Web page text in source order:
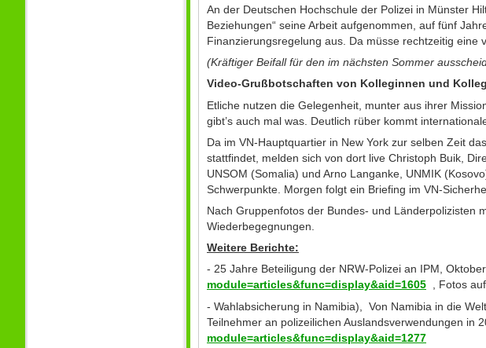
An der Deutschen Hochschule der Polizei in Münster
Beziehungen“ seine Arbeit aufgenommen, auf fünf
Finanzierungsregelung aus. Da müsse rechtzeitig eine
(Kräftiger Beifall für den im nächsten Sommer
Video-Grußbotschaften von Kolleginnen und
Etliche nutzen die Gelegenheit, munter aus ihrer
gibt’s auch mal was. Deutlich rüber kommt
Da im VN-Hauptquartier in New York zur selben Zeit
stattfindet, melden sich von dort live Christoph Buik,
UNSOM (Somalia) und Arno Langanke, UNMIK
Schwerpunkte. Morgen folgt ein Briefing im VN-
Nach Gruppenfotos der Bundes- und Länderpolizisten
Wiederbegegnungen.
Weitere Berichte:
- 25 Jahre Beteiligung der NRW-Polizei an IPM,
module=articles&func=display&aid=1605 , Fotos auf
- Wahlabsicherung in Namibia), Von Namibia in die
Teilnehmer an polizeilichen Auslandsverwendungen in
module=articles&func=display&aid=1277